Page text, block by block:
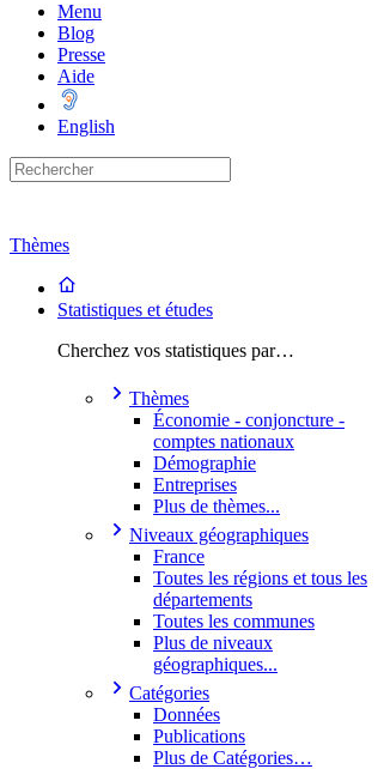
Menu
Blog
Presse
Aide
English
Thèmes
Statistiques et études
Cherchez vos statistiques par…
Thèmes
Économie - conjoncture -
comptes nationaux
Démographie
Entreprises
Plus de thèmes...
Niveaux géographiques
France
Toutes les régions et tous les
départements
Toutes les communes
Plus de niveaux
géographiques...
Catégories
Données
Publications
Plus de Catégories…